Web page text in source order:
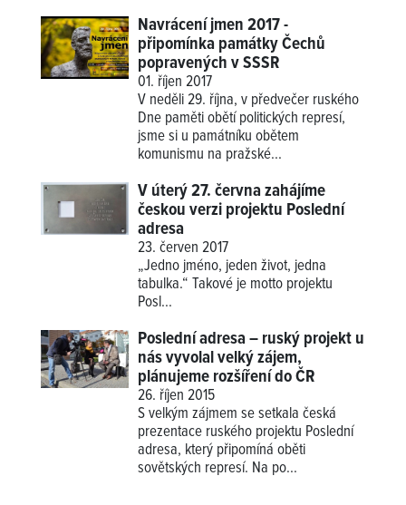
Navrácení jmen 2017 -
připomínka památky Čechů
popravených v SSSR
01. říjen 2017
V neděli 29. října, v předvečer ruského
Dne paměti obětí politických represí,
jsme si u památníku obětem
komunismu na pražské...
V úterý 27. června zahájíme
českou verzi projektu Poslední
adresa
23. červen 2017
„Jedno jméno, jeden život, jedna
tabulka.“ Takové je motto projektu
Posl...
Poslední adresa – ruský projekt u
nás vyvolal velký zájem,
plánujeme rozšíření do ČR
26. říjen 2015
S velkým zájmem se setkala česká
prezentace ruského projektu Poslední
adresa, který připomíná oběti
sovětských represí. Na po...